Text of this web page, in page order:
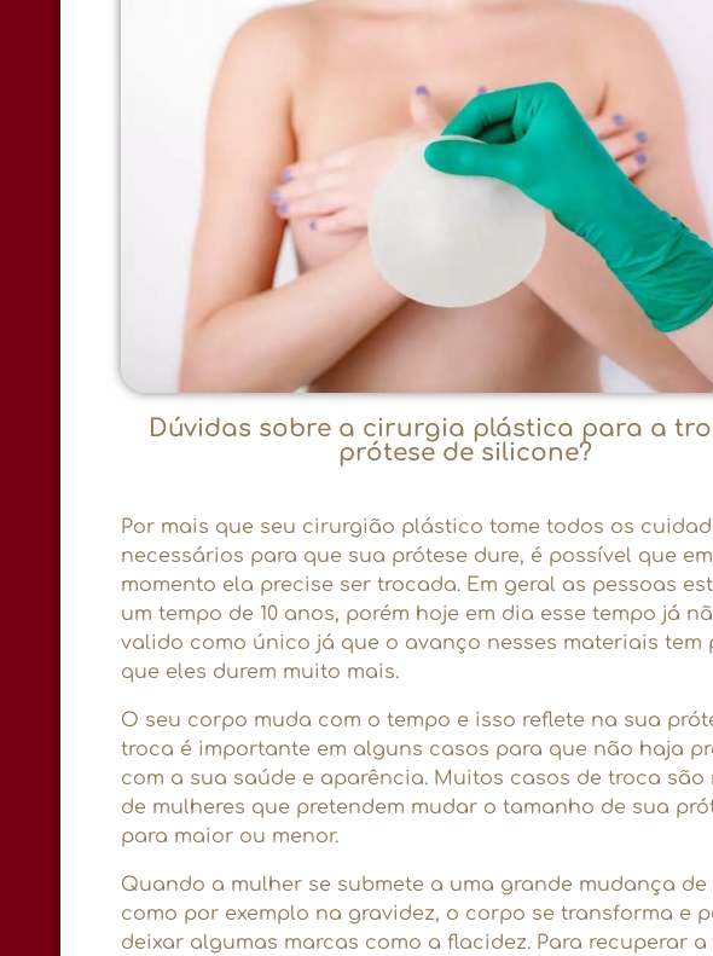
Dúvidas sobre a cirurgia plástica para a
prótese de silicone?
Por mais que seu cirurgião plástico tome todos os
necessários para que sua prótese dure, é possível que
momento ela precise ser trocada. Em geral as pessoas
um tempo de 10 anos, porém hoje em dia esse tempo já
valido como único já que o avanço nesses materiais tem
que eles durem muito mais.
O seu corpo muda com o tempo e isso reflete na sua
troca é importante em alguns casos para que não haja
com a sua saúde e aparência. Muitos casos de troca são
de mulheres que pretendem mudar o tamanho de sua
para maior ou menor.
Quando a mulher se submete a uma grande mudança de
como por exemplo na gravidez, o corpo se transforma e
deixar algumas marcas como a flacidez. Para recuperar a